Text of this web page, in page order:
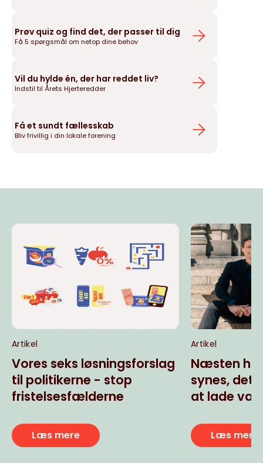
Prøv quiz og find det, der passer til dig
Få 5 spørgsmål om netop dine behov
Vil du hylde én, der har reddet liv?
Indstil til Årets Hjerteredder
Få et sundt fællesskab
Bliv frivillig i din lokale forening
Artikel
Vores seks løsningsforslag
til politikerne - stop
fristelsesfælderne
Læs mere
Artikel
Næsten
synes,
at lade
snacks
Læs mere